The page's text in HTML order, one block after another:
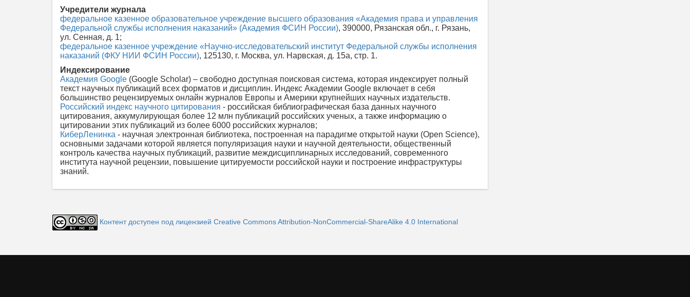
Учредители журнала
федеральное казенное образовательное учреждение высшего образования «Академия права и управления
Федеральной службы исполнения наказаний» (Академия ФСИН России), 390000, Рязанская обл., г. Рязань,
ул. Сенная, д. 1;
федеральное казенное учреждение «Научно-исследовательский институт Федеральной службы исполнения
наказаний (ФКУ НИИ ФСИН России), 125130, г. Москва, ул. Нарвская, д. 15а, стр. 1.
Индексирование
Академия Google (Google Scholar) – свободно доступная поисковая система, которая индексирует полный
текст научных публикаций всех форматов и дисциплин. Индекс Академии Google включает в себя
большинство рецензируемых онлайн журналов Европы и Америки крупнейших научных издательств.
Российский индекс научного цитирования - российская библиографическая база данных научного
цитирования, аккумулирующая более 12 млн публикаций российских ученых, а также информацию о
цитировании этих публикаций из более 6000 российских журналов;
КиберЛенинка - научная электронная библиотека, построенная на парадигме открытой науки (Open Science),
основными задачами которой является популяризация науки и научной деятельности, общественный
контроль качества научных публикаций, развитие междисциплинарных исследований, современного
института научной рецензии, повышение цитируемости российской науки и построение инфраструктуры
знаний.
Контент доступен под лицензией Creative Commons Attribution-NonCommercial-ShareAlike 4.0 International